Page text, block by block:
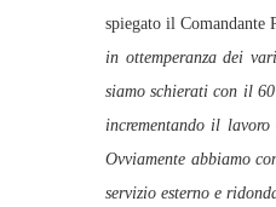
spiegato il Comandante
in ottemperanza dei
siamo schierati con il
incrementando il
Ovviamente abbiamo
servizio esterno e